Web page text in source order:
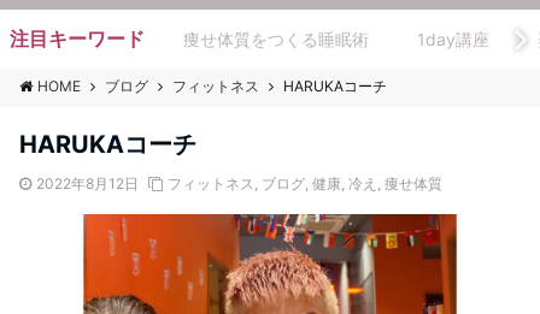
注目キーワード 痩せ体質をつくる睡眠術 1day講座
HOME ブログ フィットネス HARUKAコーチ
HARUKAコーチ
2022年8月12日 フィットネス, ブログ, 健康, 冷え , 痩せ体質